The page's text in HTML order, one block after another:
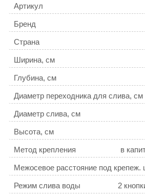
Артикул
Бренд
Страна
Ширина, см
Глубина, см
Диаметр переходника для слива, см
Диаметр слива, см
Высота, см
Метод крепления в
Межосевое расстояние под крепеж.
Режим слива воды
2